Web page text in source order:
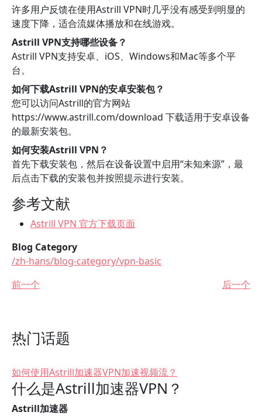
许多用户反馈在使用Astrill VPN时几乎没有感受到明显的
速度下降，适合流媒体播放和在线游戏。
Astrill VPN支持哪些设备？
Astrill VPN支持安卓、iOS、Windows和Mac等多个平
台。
如何下载Astrill VPN的安卓安装包？
您可以访问Astrill的官方网站
https://www.astrill.com/download 下载适用于安卓设备
的最新安装包。
如何安装Astrill VPN？
首先下载安装包，然后在设备设置中启用“未知来源”，最
后点击下载的安装包并按照提示进行安装。
参考文献
Astrill VPN 官方下载页面
Blog Category
/zh-hans/blog-category/vpn-basic
前一个
后一个
热门话题
如何使用Astrill加速器VPN加速视频流？
什么是Astrill加速器VPN？
Astrill加速器